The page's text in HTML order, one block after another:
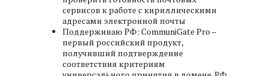
сервисов к работе с кириллическими
адресами электронной почты
Поддерживаю РФ: CommuniGate Pro –
первый российский продукт,
получивший подтверждение
соответствия критериям